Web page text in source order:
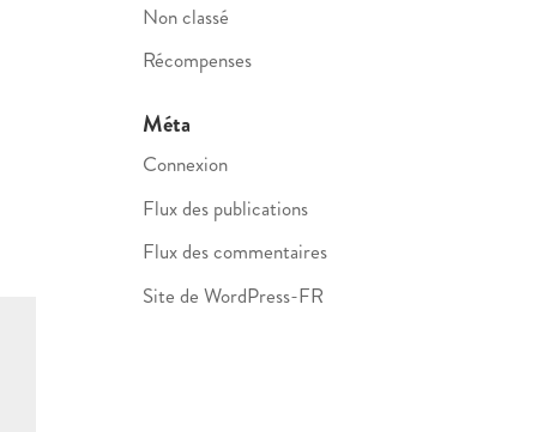
Non classé
Récompenses
Méta
Connexion
Flux des publications
Flux des commentaires
Site de WordPress-FR